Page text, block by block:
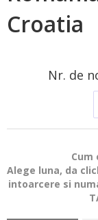
Croatia
Nr. de
Cum
Alege luna, da
intoarcere si